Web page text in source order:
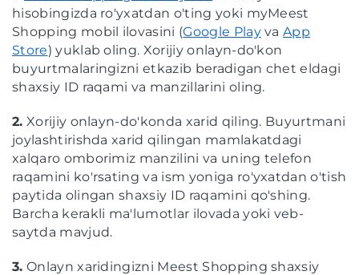
hisobingizda ro'yxatdan o'ting yoki myMeest
Shopping mobil ilovasini (Google PlayvaApp
Store) yuklab oling. Xorijiy onlayn-do'kon
buyurtmalaringizni etkazib beradigan chet eldagi
shaxsiy ID raqami va manzillarini oling.
2. Xorijiy onlayn-do'konda xarid qiling. Buyurtmani
joylashtirishda xarid qilingan mamlakatdagi
xalqaro omborimiz manzilini va uning telefon
raqamini ko'rsating va ism yoniga ro'yxatdan o'tish
paytida olingan shaxsiy ID raqamini qo'shing.
Barcha kerakli ma'lumotlar ilovada yoki veb-
saytda mavjud.
3. Onlayn xaridingizni Meest Shopping shaxsiy